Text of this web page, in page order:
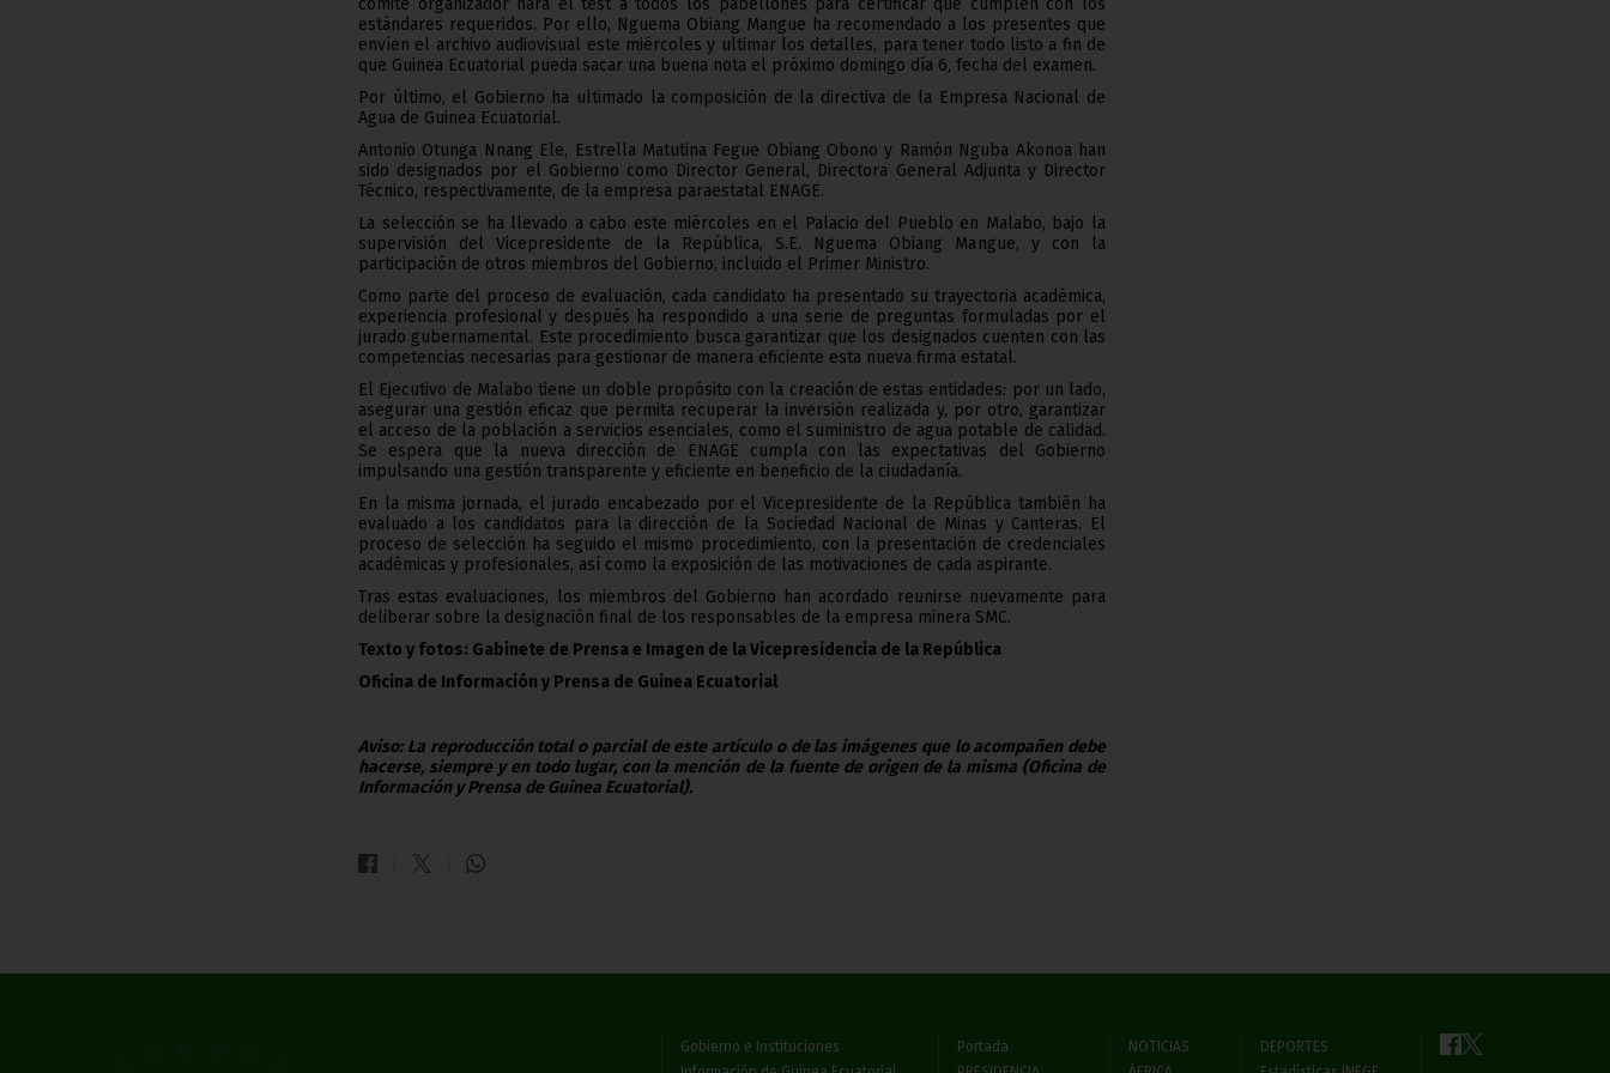
estándares requeridos. Por ello, Nguema Obiang Mangue ha recomendado a los presentes que
envíen el archivo audiovisual este miércoles y ultimar los detalles, para tener todo listo a fin de
que Guinea Ecuatorial pueda sacar una buena nota el próximo domingo día 6, fecha del examen.
Por último, el Gobierno ha ultimado la composición de la directiva de la Empresa Nacional de
Agua de Guinea Ecuatorial.
Antonio Otunga Nnang Ele, Estrella Matutina Fegue Obiang Obono y Ramón Nguba Akonoa han
sido designados por el Gobierno como Director General, Directora General Adjunta y Director
Técnico, respectivamente, de la empresa paraestatal ENAGE.
La selección se ha llevado a cabo este miércoles en el Palacio del Pueblo en Malabo, bajo la
supervisión del Vicepresidente de la República, S.E. Nguema Obiang Mangue, y con la
participación de otros miembros del Gobierno, incluido el Primer Ministro.
Como parte del proceso de evaluación, cada candidato ha presentado su trayectoria académica,
experiencia profesional y después ha respondido a una serie de preguntas formuladas por el
jurado gubernamental. Este procedimiento busca garantizar que los designados cuenten con las
competencias necesarias para gestionar de manera eficiente esta nueva firma estatal.
El Ejecutivo de Malabo tiene un doble propósito con la creación de estas entidades: por un lado,
asegurar una gestión eficaz que permita recuperar la inversión realizada y, por otro, garantizar
el acceso de la población a servicios esenciales, como el suministro de agua potable de calidad.
Se espera que la nueva dirección de ENAGE cumpla con las expectativas del Gobierno
impulsando una gestión transparente y eficiente en beneficio de la ciudadanía.
En la misma jornada, el jurado encabezado por el Vicepresidente de la República también ha
evaluado a los candidatos para la dirección de la Sociedad Nacional de Minas y Canteras. El
proceso de selección ha seguido el mismo procedimiento, con la presentación de credenciales
académicas y profesionales, así como la exposición de las motivaciones de cada aspirante.
Tras estas evaluaciones, los miembros del Gobierno han acordado reunirse nuevamente para
deliberar sobre la designación final de los responsables de la empresa minera SMC.
Texto y fotos: Gabinete de Prensa e Imagen de la Vicepresidencia de la República
Oficina de Información y Prensa de Guinea Ecuatorial
Aviso: La reproducción total o parcial de este artículo o de las imágenes que lo acompañen debe
hacerse, siempre y en todo lugar, con la mención de la fuente de origen de la misma (Oficina de
Información y Prensa de Guinea Ecuatorial).
Gobierno e Instituciones
Portada
NOTICIAS
DEPORTES